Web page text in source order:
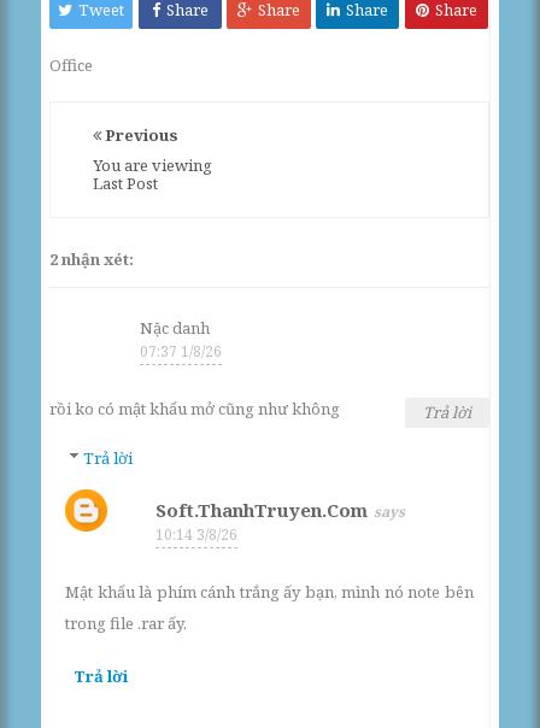
Tweet Share Share Share Share
Office
Previous
You are viewing
Last Post
2 nhận xét:
Nặc danh
07:37 1/8/26
rồi ko có mật khẩu mở cũng như không Trả lời
Trả lời
Soft.ThanhTruyen.Com
10:14 3/8/26
Mật khẩu là phím cánh trắng ấy bạn, mình nó note bên
trong file .rar ấy.
Trả lời